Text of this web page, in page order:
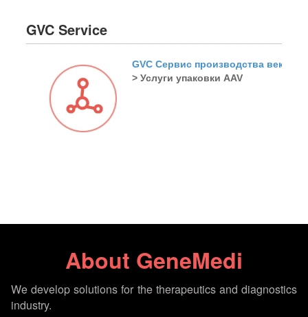
GVC Service
GVC Сервис производства
> Услуги упаковки AAV
About GeneMedi
We develop solutions for the therapeutics and diagnostics
industry.